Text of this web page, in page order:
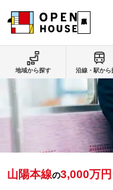
山陽本線の3,000万
地域から探す 沿線・駅から